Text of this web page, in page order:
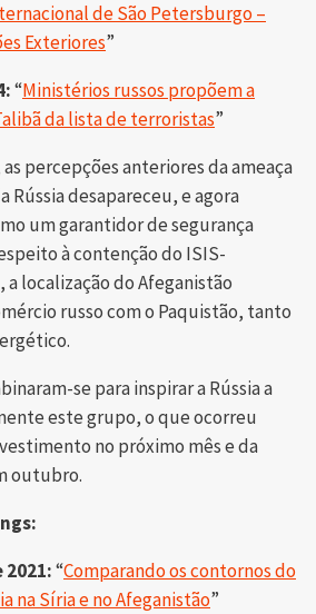
de São Petersburgo –
Exteriores”
“Ministérios russos propõem a
da lista de terroristas”
percepções anteriores da ameaça
Rússia desapareceu, e agora
um garantidor de segurança
à contenção do ISIS-
a localização do Afeganistão
russo com o Paquistão, tanto
se para inspirar a Rússia a
este grupo, o que ocorreu
no próximo mês e da
outubro.
2021:“Comparando os contornos do
na Síria e no Afeganistão”